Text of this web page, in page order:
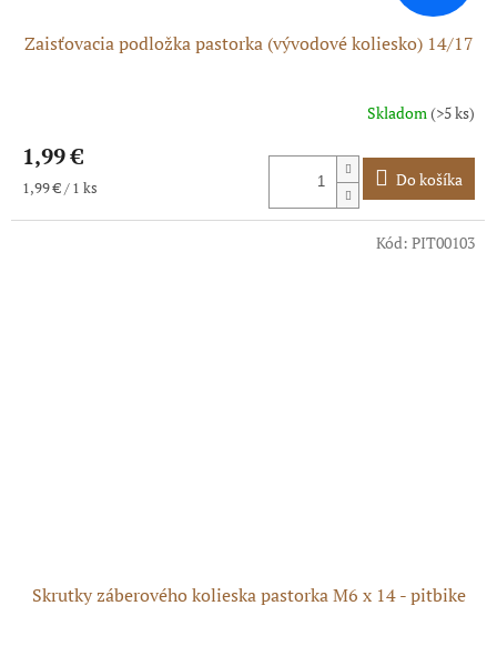
Zaisťovacia podložka pastorka (vývodové koliesko) 14/17
Skladom(>5 ks)
1,99 €
Jednotková
1,99 € / 1 ks Do košíka
Skrutky záberového kolieska pastorka M6 x 14 - pitbike
Kód: PIT00103